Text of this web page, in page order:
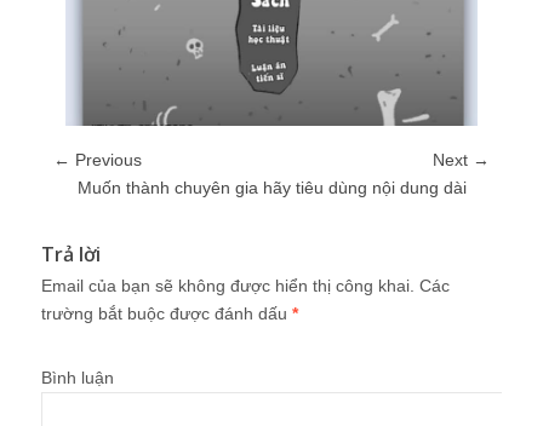
← Previous
Next →
Muốn thành chuyên gia hãy tiêu dùng nội dung dài
Trả lời
Email của bạn sẽ không được hiển thị công khai. Các
trường bắt buộc được đánh dấu *
Bình luận